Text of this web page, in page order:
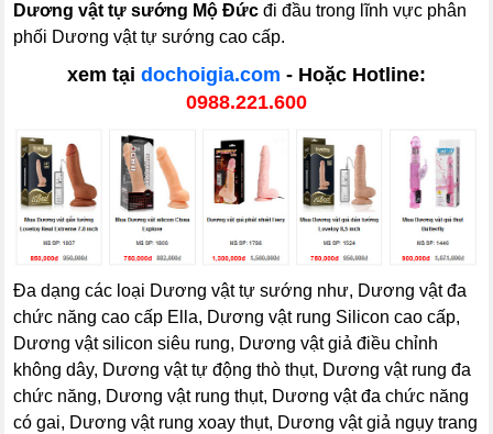
Dương vật tự sướng Mộ Đức đi đầu trong lĩnh vực phân
phối Dương vật tự sướng cao cấp.
xem tại dochoigia.com - Hoặc Hotline:
0988.221.600
Đa dạng các loại Dương vật tự sướng như, Dương vật đa
chức năng cao cấp Ella, Dương vật rung Silicon cao cấp,
Dương vật silicon siêu rung, Dương vật giả điều chỉnh
không dây, Dương vật tự động thò thụt, Dương vật rung đa
chức năng, Dương vật rung thụt, Dương vật đa chức năng
có gai, Dương vật rung xoay thụt, Dương vật giả ngụy trang